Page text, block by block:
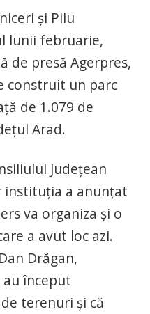
şi Pilu
lunii februarie,
de presă Agerpres,
construit un parc
de 1.079 de
Arad.
Judeţean
instituţia a anunţat
va organiza şi o
a avut loc azi.
Drăgan,
început
terenuri şi că